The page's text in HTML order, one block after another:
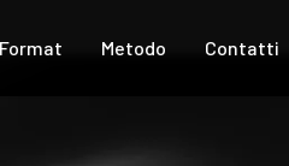
Format Metodo Contatti